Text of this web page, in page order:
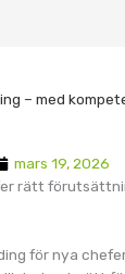
– med
mars 19, 2026
rätt
för nya